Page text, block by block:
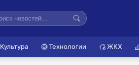
Культура Технологии ЖКХ